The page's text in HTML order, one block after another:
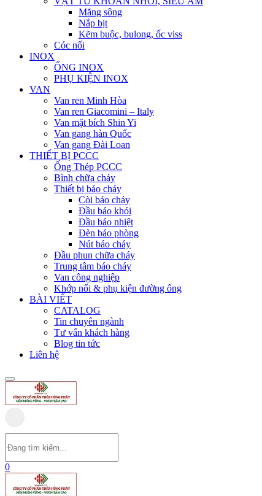
Măng sông
Nắp bịt
Kẽm buộc, bulong, ốc viss
Cóc nối
INOX
ỐNG INOX
PHỤ KIỆN INOX
VAN
Van ren Minh Hòa
Van ren Giacomini – Italy
Van mặt bích Shin Yi
Van gang hàn Quốc
Van gang Đài Loan
THIẾT BỊ PCCC
Ống Thép PCCC
Bình chữa cháy
Thiết bị báo cháy
Còi báo cháy
Đầu báo khói
Đầu báo nhiệt
Đèn báo phòng
Nút báo cháy
Đầu phun chữa cháy
Trung tâm báo cháy
Van công nghiệp
Khớp nối & phụ kiện đường ống
BÀI VIẾT
CATALOG
Tin chuyên ngành
Tư vấn khách hàng
Blog tin tức
Liên hệ
0